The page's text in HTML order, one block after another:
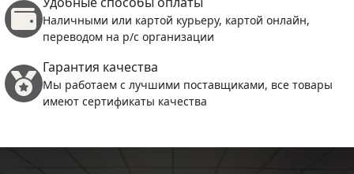
Наличными или картой курьеру, картой онлайн,
переводом на р/с организации
Гарантия качества
Мы работаем с лучшими поставщиками, все товары
имеют сертификаты качества